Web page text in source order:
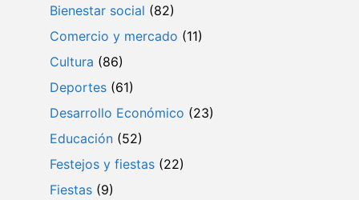
Bienestar social (82)
Comercio y mercado (11)
Cultura (86)
Deportes (61)
Desarrollo Económico (23)
Educación (52)
Festejos y fiestas (22)
Fiestas (9)